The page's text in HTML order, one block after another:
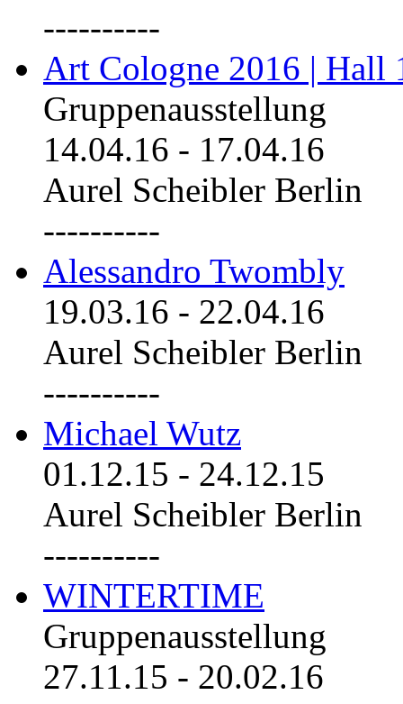
----------
Art Cologne 2016 | Hall
Gruppenausstellung
14.04.16 - 17.04.16
Aurel Scheibler Berlin
----------
Alessandro Twombly
19.03.16 - 22.04.16
Aurel Scheibler Berlin
----------
Michael Wutz
01.12.15 - 24.12.15
Aurel Scheibler Berlin
----------
WINTERTIME
Gruppenausstellung
27.11.15 - 20.02.16